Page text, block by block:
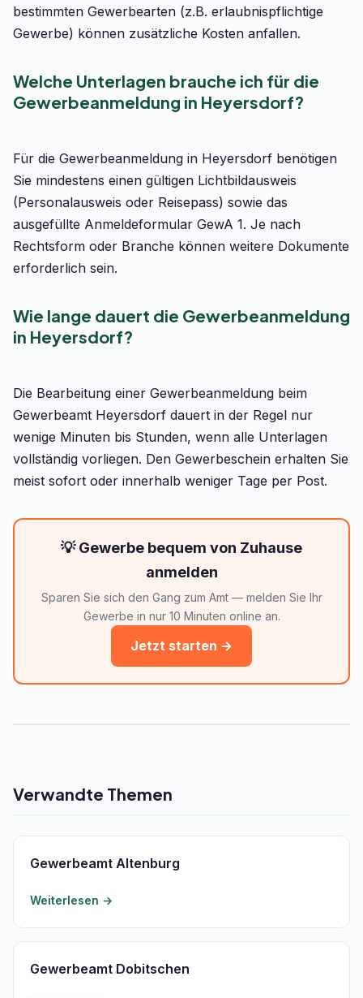
bestimmten Gewerbearten (z.B. erlaubnispflichtige
Gewerbe) können zusätzliche Kosten anfallen.
Welche Unterlagen brauche ich für die
Gewerbeanmeldung in Heyersdorf?
Für die Gewerbeanmeldung in Heyersdorf benötigen
Sie mindestens einen gültigen Lichtbildausweis
(Personalausweis oder Reisepass) sowie das
ausgefüllte Anmeldeformular GewA 1. Je nach
Rechtsform oder Branche können weitere Dokumente
erforderlich sein.
Wie lange dauert die Gewerbeanmeldung
in Heyersdorf?
Die Bearbeitung einer Gewerbeanmeldung beim
Gewerbeamt Heyersdorf dauert in der Regel nur
wenige Minuten bis Stunden, wenn alle Unterlagen
vollständig vorliegen. Den Gewerbeschein erhalten Sie
meist sofort oder innerhalb weniger Tage per Post.
💡 Gewerbe bequem von Zuhause
anmelden
Sparen Sie sich den Gang zum Amt — melden Sie Ihr
Gewerbe in nur 10 Minuten online an.
Jetzt starten →
Verwandte Themen
Gewerbeamt Altenburg
Weiterlesen →
Gewerbeamt Dobitschen